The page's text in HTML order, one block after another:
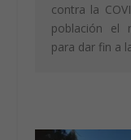
contra la
población el
para dar fin a